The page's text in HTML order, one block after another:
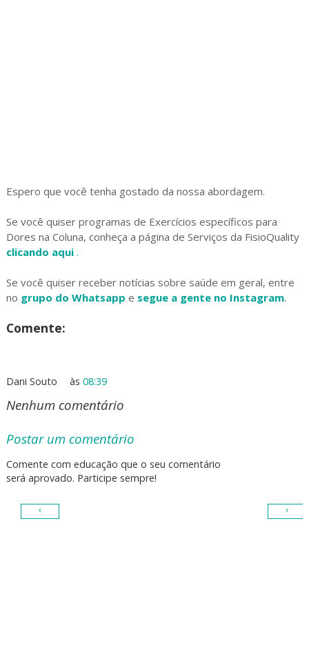
Espero que você tenha gostado da nossa abordagem.
Se você quiser programas de Exercícios específicos para
Dores na Coluna, conheça a página de Serviços da FisioQuality
clicando aqui .
Se você quiser receber notícias sobre saúde em geral, entre
no grupo do Whatsapp e segue a gente no Instagram.
Comente:
Dani Souto às08:39
Nenhum comentário
Postar um comentário
Comente com educação que o seu comentário
será aprovado. Participe sempre!
‹ ›